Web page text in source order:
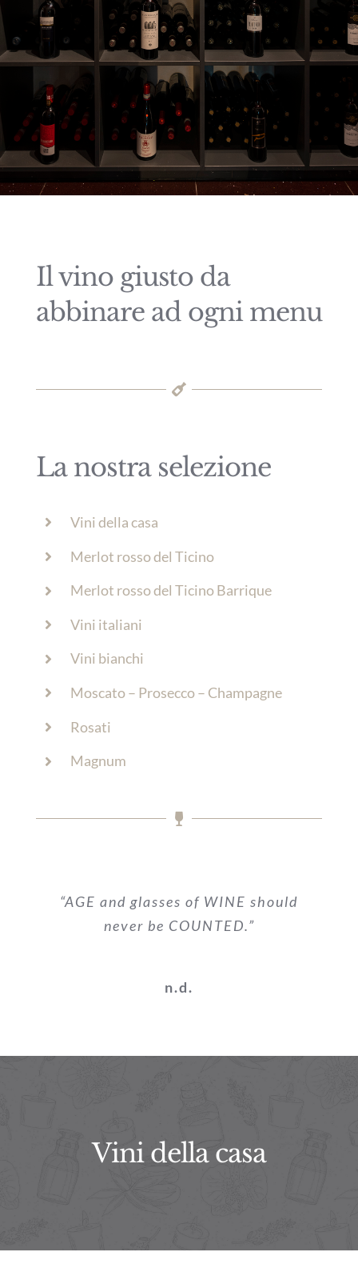
Il vino giusto da
abbinare ad ogni menu
La nostra selezione
Vini della casa
Merlot rosso del Ticino
Merlot rosso del Ticino Barrique
Vini italiani
Vini bianchi
Moscato – Prosecco – Champagne
Rosati
Magnum
“AGE and glasses of WINE should
never be COUNTED.”
n.d.
Vini della casa